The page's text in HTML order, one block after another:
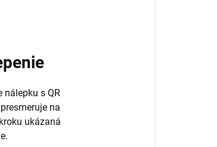
nálepku s QR
na
ukázaná